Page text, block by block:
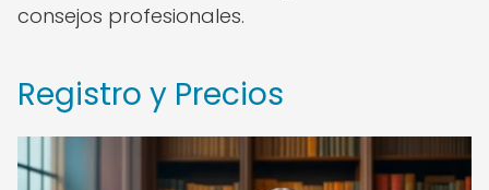
consejos profesionales.
Registro y Precios